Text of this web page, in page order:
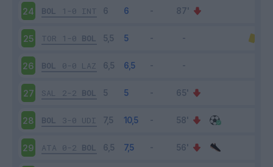
24 BOL 1-0 INT
25 TOR 1-0 BOL
26 BOL 0-0 LAZ
27 SAL 2-2 BOL
28 BOL 3-0 UDI
29 ATA 0-2 BOL